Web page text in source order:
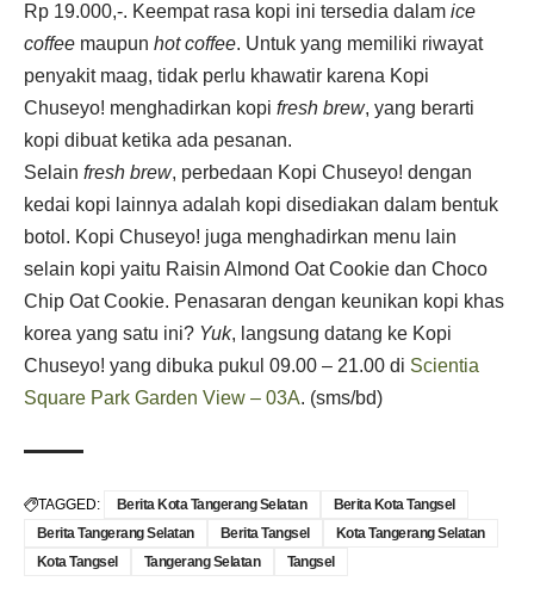
Rp 19.000,-. Keempat rasa kopi ini tersedia dalam ice
coffee maupun hot coffee. Untuk yang memiliki riwayat
penyakit maag, tidak perlu khawatir karena Kopi
Chuseyo! menghadirkan kopi fresh brew, yang berarti
kopi dibuat ketika ada pesanan.
Selain fresh brew, perbedaan Kopi Chuseyo! dengan
kedai kopi lainnya adalah kopi disediakan dalam bentuk
botol. Kopi Chuseyo! juga menghadirkan menu lain
selain kopi yaitu Raisin Almond Oat Cookie dan Choco
Chip Oat Cookie. Penasaran dengan keunikan kopi khas
korea yang satu ini? Yuk, langsung datang ke Kopi
Chuseyo! yang dibuka pukul 09.00 – 21.00 di Scientia
Square Park Garden View – 03A. (sms/bd)
TAGGED: Berita Kota Tangerang Selatan
Berita Kota Tangsel
Berita Tangerang Selatan
Berita Tangsel
Kota Tangerang Selatan
Kota Tangsel
Tangerang Selatan Tangsel